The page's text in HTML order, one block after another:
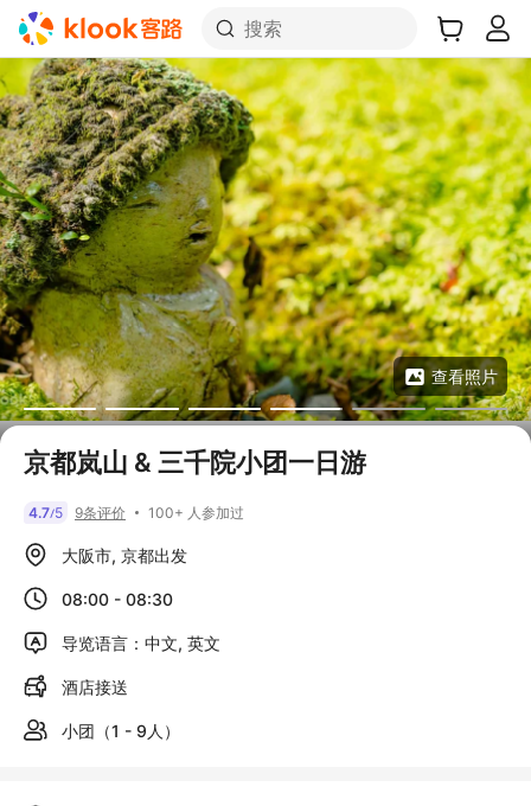
搜索
查看照片
京都岚山 & 三千院小团一日游
4.7/5 9条评价 100+ 人参加过
大阪市, 京都出发
08:00 - 08:30
导览语言：中文, 英文
酒店接送
小团（1 - 9人）